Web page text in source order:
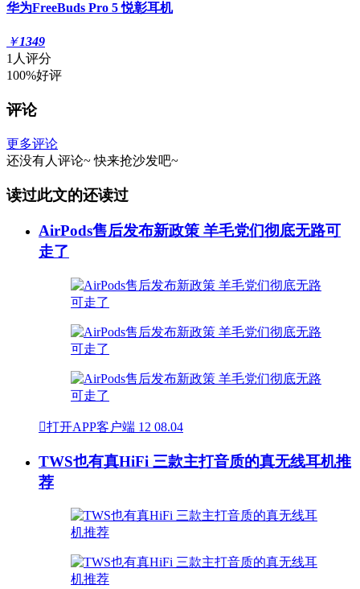
华为FreeBuds Pro 5 悦彰耳机
￥1349
1人评分
100%好评
评论
更多评论
还没有人评论~ 快来抢沙发吧~
读过此文的还读过
AirPods售后发布新政策 羊毛党们彻底无路可
走了
打开APP客户端 12 08.04
TWS也有真HiFi 三款主打音质的真无线耳机推
荐